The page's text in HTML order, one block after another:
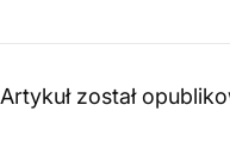
Artykuł został